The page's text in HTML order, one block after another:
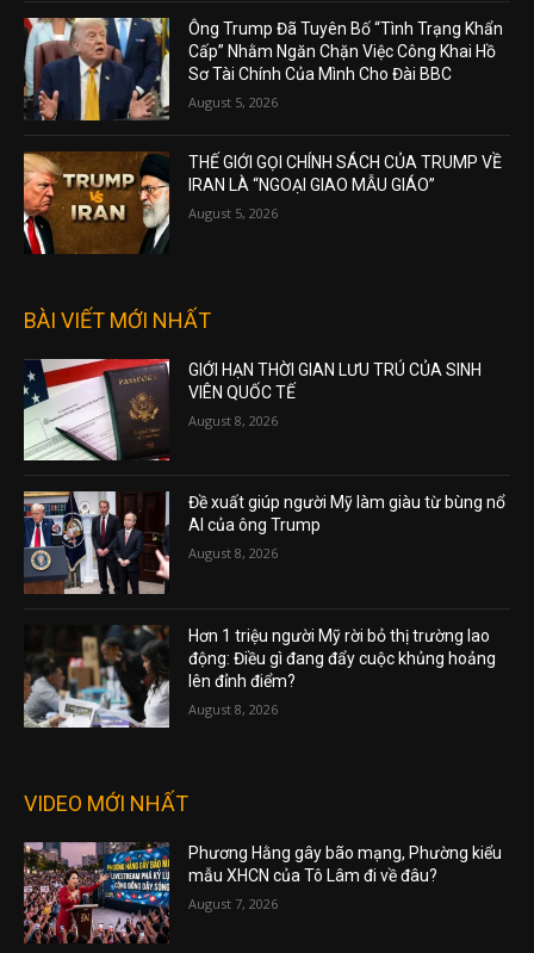
Ông Trump Đã Tuyên Bố “Tình Trạng Khẩn
Cấp” Nhằm Ngăn Chặn Việc Công Khai Hồ
Sơ Tài Chính Của Mình Cho Đài BBC
August 5, 2026
THẾ GIỚI GỌI CHÍNH SÁCH CỦA TRUMP VỀ
IRAN LÀ “NGOẠI GIAO MẪU GIÁO”
August 5, 2026
BÀI VIẾT MỚI NHẤT
GIỚI HẠN THỜI GIAN LƯU TRÚ CỦA SINH
VIÊN QUỐC TẾ
August 8, 2026
Đề xuất giúp người Mỹ làm giàu từ bùng nổ
AI của ông Trump
August 8, 2026
Hơn 1 triệu người Mỹ rời bỏ thị trường lao
động: Điều gì đang đẩy cuộc khủng hoảng
lên đỉnh điểm?
August 8, 2026
VIDEO MỚI NHẤT
Phương Hằng gây bão mạng, Phường kiểu
mẫu XHCN của Tô Lâm đi về đâu?
August 7, 2026